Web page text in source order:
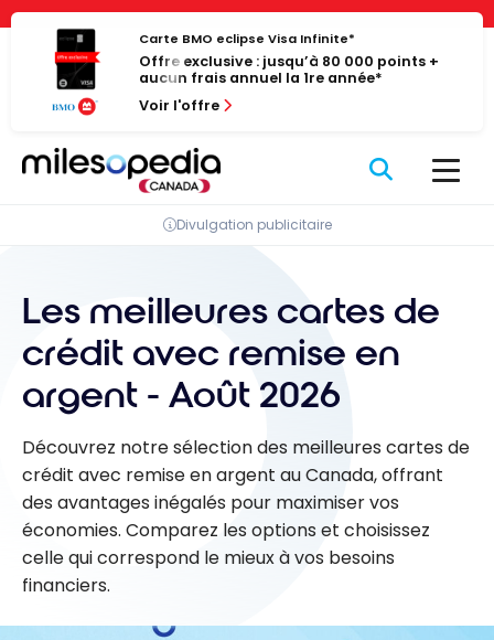
Panneau de gestion des cookies
Passer
contenu
Carte BMO eclipse Visa Infinite*
Offre exclusive : jusqu’à 80 000 points +
aucun frais annuel la 1re année*
Voir l'offre
Divulgation publicitaire
Les meilleures cartes de
crédit avec remise en
argent - Août 2026
Découvrez notre sélection des meilleures cartes de
crédit avec remise en argent au Canada, offrant
des avantages inégalés pour maximiser vos
économies. Comparez les options et choisissez
celle qui correspond le mieux à vos besoins
financiers.